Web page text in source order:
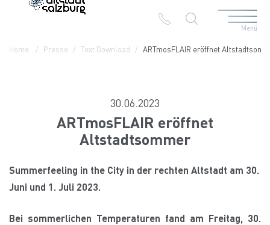
Menü
Home Presse Text Download ARTmosFLAIR eröffnet
30.06.2023
ARTmosFLAIR eröffnet
Altstadtsommer
Summerfeeling in the City in der rechten Altstadt am 30.
Juni und 1. Juli 2023.
Bei sommerlichen Temperaturen fand am Freitag, 30.